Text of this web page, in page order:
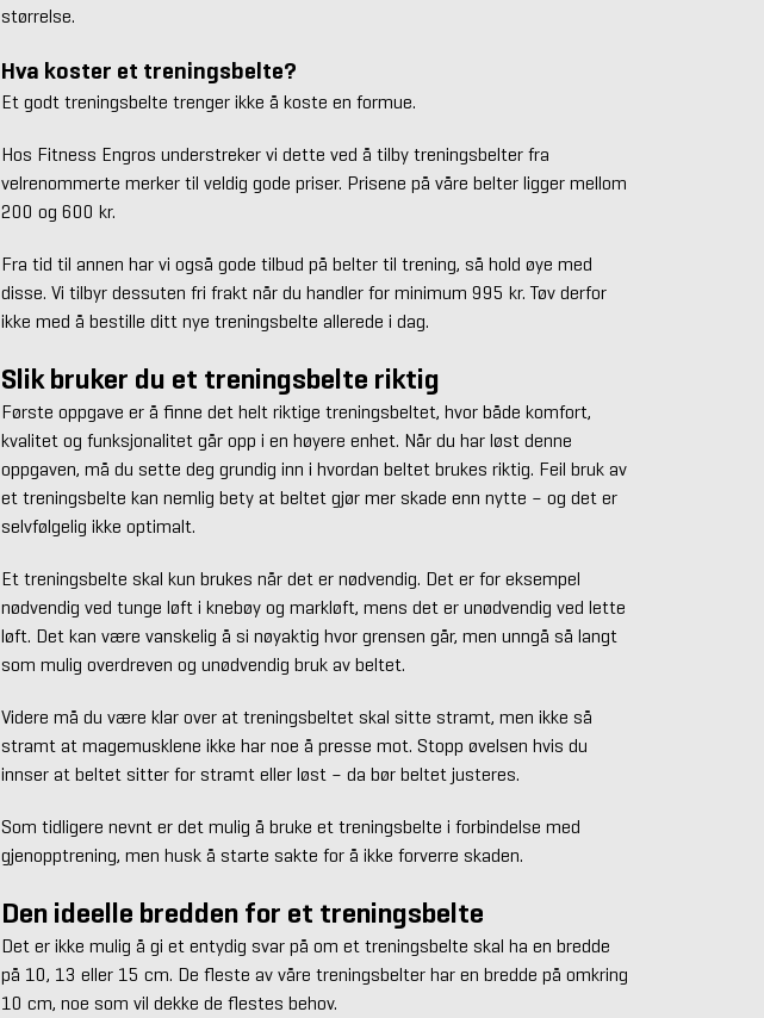
størrelse.
Hva koster et treningsbelte?
Et godt treningsbelte trenger ikke å koste en formue.
Hos Fitness Engros understreker vi dette ved å tilby treningsbelter fra
velrenommerte merker til veldig gode priser. Prisene på våre belter ligger mellom
200 og 600 kr.
Fra tid til annen har vi også gode tilbud på belter til trening, så hold øye med
disse. Vi tilbyr dessuten fri frakt når du handler for minimum 995 kr. Tøv derfor
ikke med å bestille ditt nye treningsbelte allerede i dag.
Slik bruker du et treningsbelte riktig
Første oppgave er å finne det helt riktige treningsbeltet, hvor både komfort,
kvalitet og funksjonalitet går opp i en høyere enhet. Når du har løst denne
oppgaven, må du sette deg grundig inn i hvordan beltet brukes riktig. Feil bruk av
et treningsbelte kan nemlig bety at beltet gjør mer skade enn nytte – og det er
selvfølgelig ikke optimalt.
Et treningsbelte skal kun brukes når det er nødvendig. Det er for eksempel
nødvendig ved tunge løft i knebøy og markløft, mens det er unødvendig ved lette
løft. Det kan være vanskelig å si nøyaktig hvor grensen går, men unngå så langt
som mulig overdreven og unødvendig bruk av beltet.
Videre må du være klar over at treningsbeltet skal sitte stramt, men ikke så
stramt at magemusklene ikke har noe å presse mot. Stopp øvelsen hvis du
innser at beltet sitter for stramt eller løst – da bør beltet justeres.
Som tidligere nevnt er det mulig å bruke et treningsbelte i forbindelse med
gjenopptrening, men husk å starte sakte for å ikke forverre skaden.
Den ideelle bredden for et treningsbelte
Det er ikke mulig å gi et entydig svar på om et treningsbelte skal ha en bredde
på 10, 13 eller 15 cm. De fleste av våre treningsbelter har en bredde på omkring
10 cm, noe som vil dekke de flestes behov.